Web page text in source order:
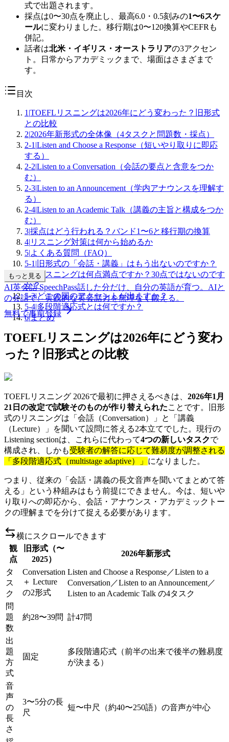
式で出題されます。
採点は0〜30点を廃止し、最高6.0・0.5刻みの1〜6スケ
ールに変わりました。移行期は0〜120換算やCEFRも
併記。
話者は北米・イギリス・オーストラリアの3アクセン
ト。日常からアカデミックまで、場面はさまざまで
す。
目次
1 |TOEFLリスニングは2026年にどう変わった？旧形式
との比較
2|2026年新形式の全体像（4タスクと問題数・採点）
2-1 |Listen and Choose a Response（短いやり取りに即応
する）
2-2|Listen to a Conversation（会話の要点と含意をつか
む）
2-3|Listen to an Announcement（学内アナウンスを理解す
る）
2-4|Listen to an Academic Talk（講義の主旨と構成をつか
む）
3|採点はどう行われる？バンド1〜6と移行期の換算
4| リスニング対策は何から始めるか
5|よくある質問（FAQ）
5-1 | 旧形式の「会話・講義」はもう出ないのですか？
5-2 |リスニングは何点満点ですか？30点ではないのです
か？
5-3|どこの国のアクセントが出ますか？
5-4|多段階適応式とは何ですか？
6|まとめ
もっと見る
AI英会話 SpeechPass話した分だけ、自分の英語が育つ。 AIと
の会話で、実践的な英会話力を無理なく鍛える。
無料で事前登録
TOEFLリスニングは2026年にどう変わ
った？旧形式との比較
TOEFLリスニング 2026で最初に押さえるべきは、 2026年1月
21日の改定で試験そのものが作り替えられたことです。旧形
式のリスニングは「会話（Conversation）」と「講義
（Lecture）」を聞いて設問に答える2本立てでした。現行の
Listening sectionは、これらに代わって4つの新しいタスクで
構成され、しかも受験者の解答に応じて難易度が調整される
「多段階適応式（multistage adaptive）」 になりました。
つまり、従来の「会話・講義の長文音声を聞いてまとめて答
える」という枠組みはもう前提にできません。今は、短いや
り取りへの即応から、会話・アナウンス・アカデミックトー
クの理解までを分けて捉える必要があります。
横にスクロールできます
観
点
旧形式（〜
2025）
2026年新形式
タ
ス
ク
Conversation
＋ Lecture
の2形式
Listen and Choose a Response／Listen to a
Conversation／Listen to an Announcement／
Listen to an Academic Talk の4タスク
問
題
数
約28〜39問 計47問
出
題
方
式
固定
多段階適応式（前半の出来で後半の難易度
が決まる）
音
声
の
長
さ
3〜5分の長
尺
短〜中尺（約40〜250語）の音声が中心